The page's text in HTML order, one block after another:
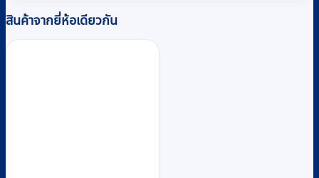
สินค้าจากยี่ห้อเดียวกัน